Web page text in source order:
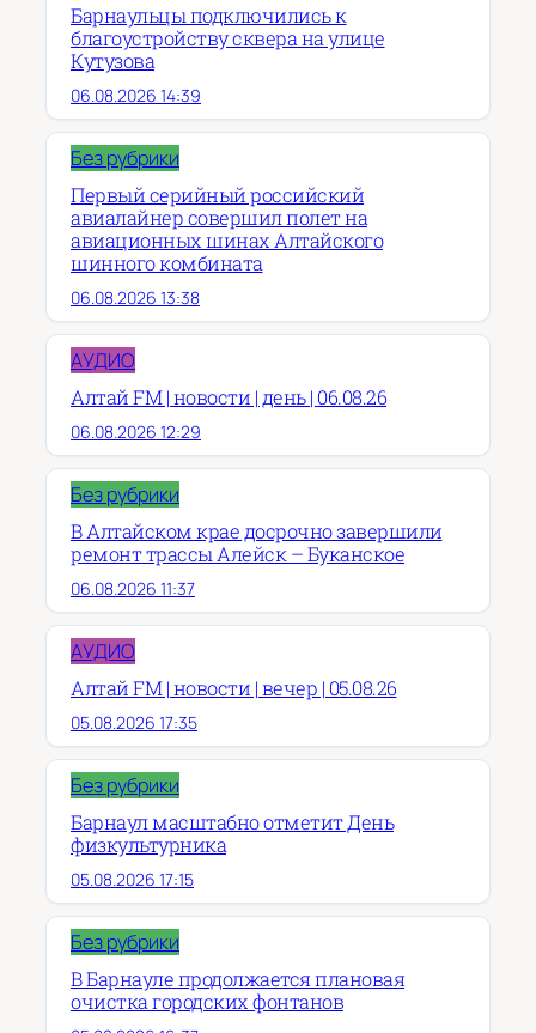
Барнаульцы подключились к
благоустройству сквера на улице
Кутузова
06.08.2026 14:39
Без рубрики
Первый серийный российский
авиалайнер совершил полет на
авиационных шинах Алтайского
шинного комбината
06.08.2026 13:38
АУДИО
Алтай FM | новости | день | 06.08.26
06.08.2026 12:29
Без рубрики
В Алтайском крае досрочно завершили
ремонт трассы Алейск – Буканское
06.08.2026 11:37
АУДИО
Алтай FM | новости | вечер | 05.08.26
05.08.2026 17:35
Без рубрики
Барнаул масштабно отметит День
физкультурника
05.08.2026 17:15
Без рубрики
В Барнауле продолжается плановая
очистка городских фонтанов